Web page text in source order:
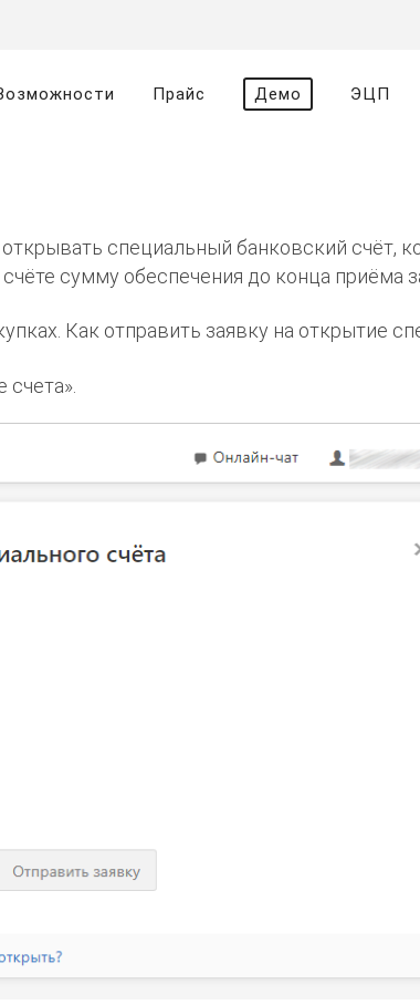
Прайс Демо ЭЦП
специальный банковский счёт,
сумму обеспечения до конца приёма
Как отправить заявку на открытие